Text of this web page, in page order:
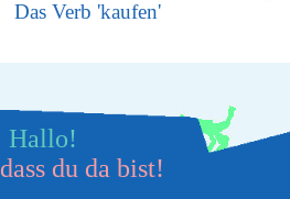
Das Verb 'kaufen'
Hallo!
du da bist!